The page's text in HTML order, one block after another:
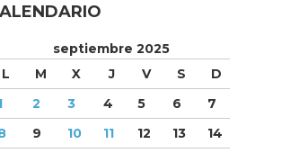
septiembre 2025
L
M X J V S
D
2 3 4 5 6
7
9 10 11 12 13
14